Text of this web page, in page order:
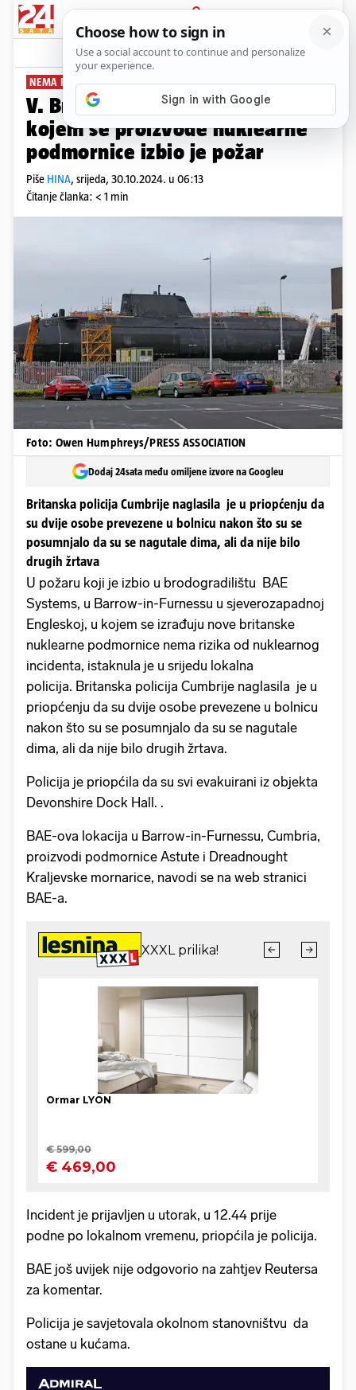
PRIJAVA
News Komentari
NEMA RIZIKA?
V. Britanija: U brodogradilištu u
kojem se proizvode nuklearne
podmornice izbio je požar
Piše HINA, srijeda, 30.10.2024. u 06:13
Čitanje članka: < 1 min
Foto: Owen Humphreys/PRESS ASSOCIATION
Dodaj 24sata među omiljene izvore na Googleu
Britanska policija Cumbrije naglasila je u priopćenju da
su dvije osobe prevezene u bolnicu nakon što su se
posumnjalo da su se nagutale dima, ali da nije bilo
drugih žrtava
U požaru koji je izbio u brodogradilištu BAE
Systems, u Barrow-in-Furnessu u sjeverozapadnoj
Engleskoj, u kojem se izrađuju nove britanske
nuklearne podmornice nema rizika od nuklearnog
incidenta, istaknula je u srijedu lokalna
policija. Britanska policija Cumbrije naglasila je u
priopćenju da su dvije osobe prevezene u bolnicu
nakon što su se posumnjalo da su se nagutale
dima, ali da nije bilo drugih žrtava.
Policija je priopćila da su svi evakuirani iz objekta
Devonshire Dock Hall. .
BAE-ova lokacija u Barrow-in-Furnessu, Cumbria,
proizvodi podmornice Astute i Dreadnought
Kraljevske mornarice, navodi se na web stranici
BAE-a.
Incident je prijavljen u utorak, u 12.44 prije
podne po lokalnom vremenu, priopćila je policija.
BAE još uvijek nije odgovorio na zahtjev Reutersa
za komentar.
Policija je savjetovala okolnom stanovništvu da
ostane u kućama.